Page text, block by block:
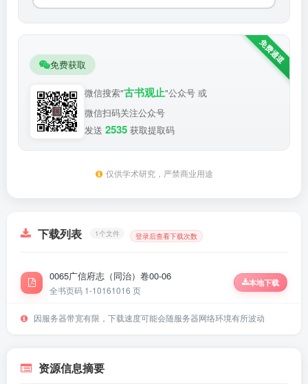
免费获取
微信搜索"古书观止"公众号 或
微信扫码关注公众号
发送 2535 获取提取码
仅供学术研究，严禁商业用途
下载列表 1个文件 登录后查看下载次数
0065广信府志（同治）卷00-06
全书页码 1-10161016 页
本地下载
因服务器带宽有限，下载速度可能会随服务器网络环境有所波动
资源信息摘要